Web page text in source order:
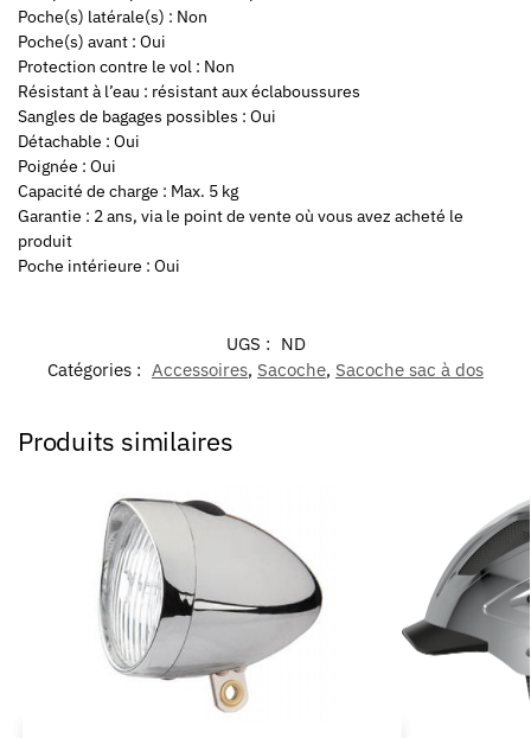
Poche(s) latérale(s) : Non
Poche(s) avant : Oui
Protection contre le vol : Non
Résistant à l’eau : résistant aux éclaboussures
Sangles de bagages possibles : Oui
Détachable : Oui
Poignée : Oui
Capacité de charge : Max. 5 kg
Garantie : 2 ans, via le point de vente où vous avez acheté le
produit
Poche intérieure : Oui
UGS : ND
Catégories : Accessoires, Sacoche, Sacoche sac à dos
Produits similaires